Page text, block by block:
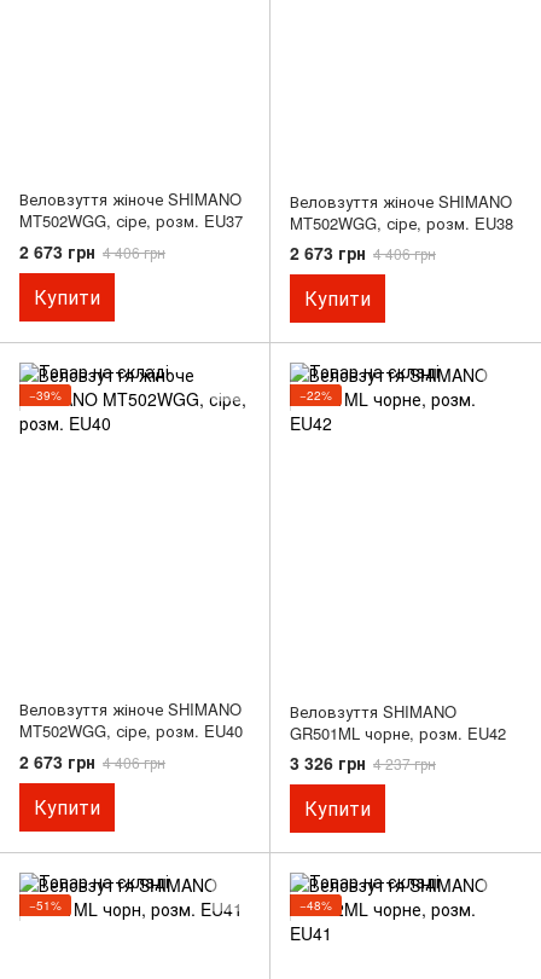
Веловзуття жіноче SHIMANO
MT502WGG, сіре, розм. EU37
2 673 грн 4 406 грн
Купити
Веловзуття жіноче SHIMANO
MT502WGG, сіре, розм. EU38
2 673 грн 4 406 грн
Купити
−39%
Веловзуття жіноче SHIMANO
MT502WGG, сіре, розм. EU40
2 673 грн 4 406 грн
Купити
−22%
Веловзуття SHIMANO
GR501ML чорне, розм. EU42
3 326 грн 4 237 грн
Купити
−51% −48%